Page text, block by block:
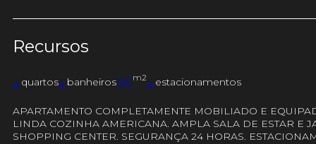
Recursos
2 quartos2 banheiros120m22 estacionamentos
APARTAMENTO COMPLETAMENTE MOBILIADO E
LINDA COZINHA AMERICANA. AMPLA SALA DE ESTAR E
SHOPPING CENTER. SEGURANÇA 24 HORAS.